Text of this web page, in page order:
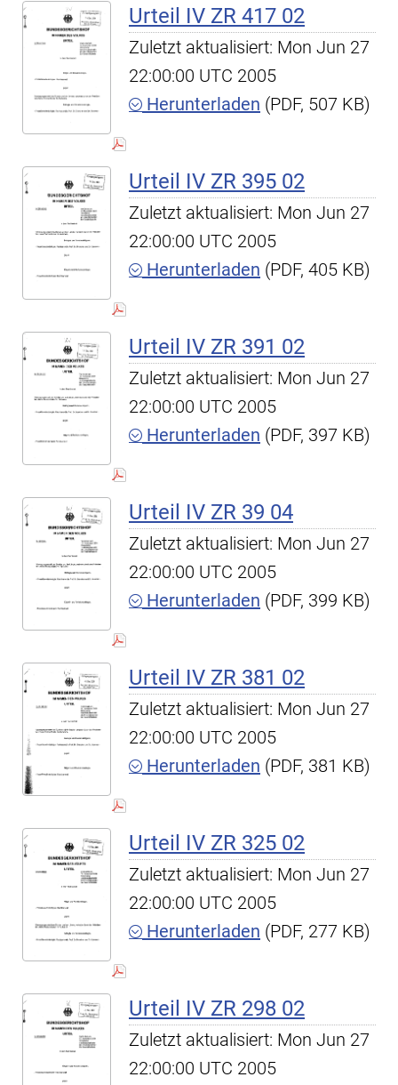
Urteil IV ZR 417 02
Zuletzt aktualisiert: Mon Jun 27
22:00:00 UTC 2005
Herunterladen (PDF, 507 KB)
Urteil IV ZR 395 02
Zuletzt aktualisiert: Mon Jun 27
22:00:00 UTC 2005
Herunterladen (PDF, 405 KB)
Urteil IV ZR 391 02
Zuletzt aktualisiert: Mon Jun 27
22:00:00 UTC 2005
Herunterladen (PDF, 397 KB)
Urteil IV ZR 39 04
Zuletzt aktualisiert: Mon Jun 27
22:00:00 UTC 2005
Herunterladen (PDF, 399 KB)
Urteil IV ZR 381 02
Zuletzt aktualisiert: Mon Jun 27
22:00:00 UTC 2005
Herunterladen (PDF, 381 KB)
Urteil IV ZR 325 02
Zuletzt aktualisiert: Mon Jun 27
22:00:00 UTC 2005
Herunterladen (PDF, 277 KB)
Urteil IV ZR 298 02
Zuletzt aktualisiert: Mon Jun 27
22:00:00 UTC 2005